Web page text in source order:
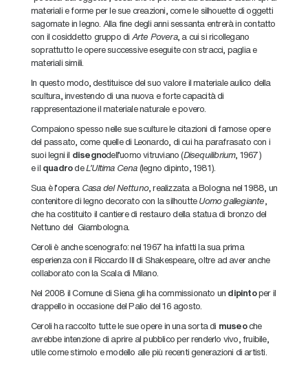
materiali e forme per le sue creazioni, come le silhouette di oggetti
sagomate in legno. Alla fine degli anni sessanta entrerà in contatto
con il cosiddetto gruppo di Arte Povera, a cui si ricollegano
soprattutto le opere successive eseguite con stracci, paglia e
materiali simili.
In questo modo, destituisce del suo valore il materiale aulico della
scultura, investendo di una nuova e forte capacità di
rappresentazione il materiale naturale e povero.
Compaiono spesso nelle sue sculture le citazioni di famose opere
del passato, come quelle di Leonardo, di cui ha parafrasato con i
suoi legni il disegnodell’uomo vitruviano (Disequilibrium, 1967)
e il quadrodeL’Ultima Cena(legno dipinto, 1981).
Sua è l’opera Casa del Nettuno, realizzata a Bologna nel 1988, un
contenitore di legno decorato con la silhoutteUomo gallegiante,
che ha costituito il cantiere di restauro della statua di bronzo del
Nettuno del Giambologna.
Ceroli è anche scenografo: nel 1967 ha infatti la sua prima
esperienza con il Riccardo III di Shakespeare, oltre ad aver anche
collaborato con la Scala di Milano.
Nel 2008 il Comune di Siena gli ha commissionato un dipintoper il
drappello in occasione del Palio del 16 agosto.
Ceroli ha raccolto tutte le sue opere in una sorta di museoche
avrebbe intenzione di aprire al pubblico per renderlo vivo, fruibile,
utile come stimolo e modello alle più recenti generazioni di artisti.